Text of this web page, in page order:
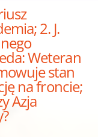
2. J.
Weteran
stan
na froncie;
Azja